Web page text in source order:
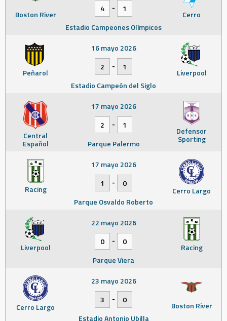
Boston River Cerro
4
-
1
Estadio Campeones Olímpicos
Peñarol Liverpool
16 mayo 2026
2
-
1
Estadio Campeón del Siglo
Central
Español
Defensor
Sporting
17 mayo 2026
2
-
1
Parque Palermo
Racing Cerro Largo
17 mayo 2026
1
-
0
Parque Osvaldo Roberto
Liverpool Racing
22 mayo 2026
0
-
0
Parque Viera
Cerro Largo Boston River
23 mayo 2026
3
-
0
Estadio Antonio Ubilla